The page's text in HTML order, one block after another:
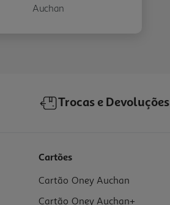
Auchan
Trocas e Devoluções
Cartões
Cartão Oney Auchan
Cartão Oney Auchan+